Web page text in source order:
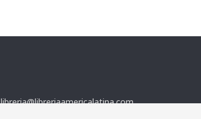
libreria@libreriaamericalatina.com